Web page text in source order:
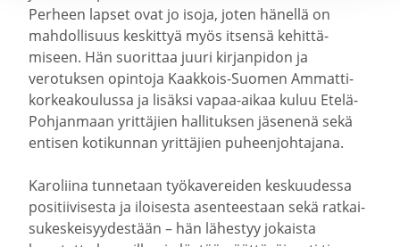
Perheen lapset ovat jo isoja, joten hänellä on
mahdol­lisuus keskittyä myös itsensä kehit­tä­
miseen. Hän suorittaa juuri kirjan­pidon ja
verotuksen opintoja Kaakkois-​Suomen Ammat­ti­
kor­kea­kou­lussa ja lisäksi vapaa-​aikaa kuluu Etelä-​
Pohjanmaan yrittäjien halli­tuksen jäsenenä sekä
entisen kotikunnan yrittäjien puheen­joh­tajana.
Karoliina tunnetaan työka­ve­reiden keskuu­dessa
positii­vi­sesta ja iloisesta asenteestaan sekä ratkai­
su­kes­kei­syy­destään – hän lähestyy jokaista